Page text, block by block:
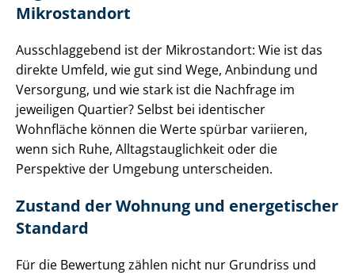
Mikrostandort
Ausschlaggebend ist der Mikrostandort: Wie ist das
direkte Umfeld, wie gut sind Wege, Anbindung und
Versorgung, und wie stark ist die Nachfrage im
jeweiligen Quartier? Selbst bei identischer
Wohnfläche können die Werte spürbar variieren,
wenn sich Ruhe, All­tags­taug­lich­keit oder die
Perspektive der Umgebung unterscheiden.
Zustand der Wohnung und energetischer
Standard
Für die Bewertung zählen nicht nur Grundriss und